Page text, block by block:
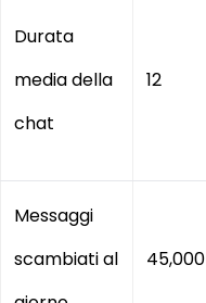
Durata
media della
chat
12
Messaggi
scambiati al
45,000